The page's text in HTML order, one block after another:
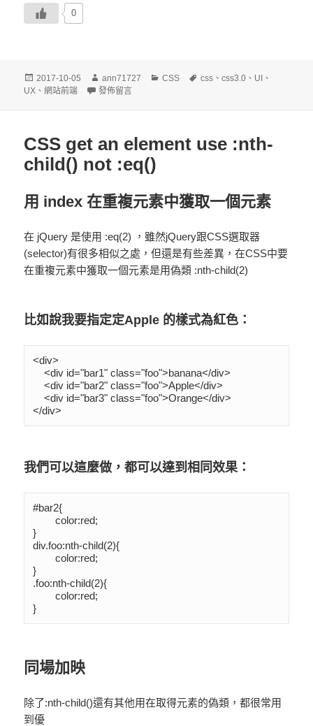
0
發
佈
2017-10-05
作
者
ann71727
分
CSS
標
css 、css3.0 、 UI 、
UX 、網站前端 在〈CSS Calc運算〉
發佈留言
CSS get an element use :nth-
child() not :eq()
用 index 在重複元素中獲取一個元素
在 jQuery 是使用 :eq(2) ，雖然jQuery跟CSS選取器
(selector)有很多相似之處，但還是有些差異，在CSS中要
在重複元素中獲取一個元素是用偽類 :nth-child(2)
比如說我要指定定Apple 的樣式為紅色：
<div>
    <div id="bar1" class="foo">banana</div>
    <div id="bar2" class="foo">Apple</div>
    <div id="bar3" class="foo">Orange</div>
</div>
我們可以這麼做，都可以達到相同效果：
#bar2{
	color:red;
}
div.foo:nth-child(2){
	color:red;
}
.foo:nth-child(2){
	color:red;
}
同場加映
除了:nth-child()還有其他用在取得元素的偽類，都很常用
到優